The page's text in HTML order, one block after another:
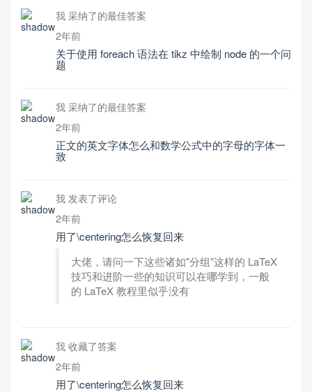
我 采纳了的最佳答案
2年前
关于使用 foreach 语法在 tikz 中绘制 node 的一个问
题
我 采纳了的最佳答案
2年前
正文的英文字体怎么和数学公式中的字母的字体一
致
我 发表了评论
2年前
用了\centering怎么恢复回来
大佬，请问一下这些诸如"分组"这样的 LaTeX
技巧和进阶一些的知识可以在哪学到，一般
的 LaTeX 教程里似乎没有
我 收藏了答案
2年前
用了\centering怎么恢复回来